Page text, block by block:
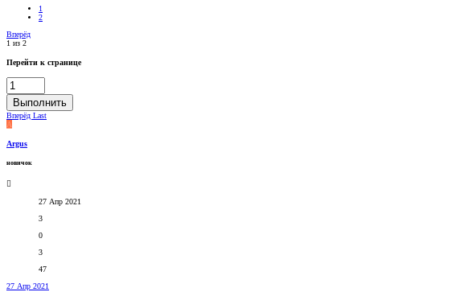
1
2
Вперёд
1 из 2
Перейти к странице
Выполнить
Вперёд Last
A
Argus
новичок
27 Апр 2021
3
0
3
47
27 Апр 2021